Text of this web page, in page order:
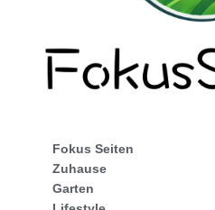
Fokus Seiten
Zuhause
Garten